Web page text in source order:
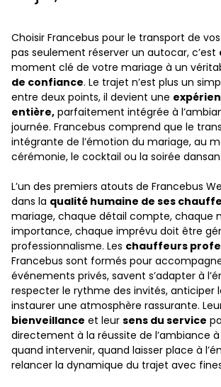
Choisir Francebus pour le transport de
pas seulement réserver un autocar, c’est
moment clé de votre mariage à un
de confiance. Le trajet n’est plus un
entre deux points, il devient une
entière, parfaitement intégrée à
journée. Francebus comprend que le
intégrante de l’émotion du mariage, au
cérémonie, le cocktail ou la soirée
L’un des premiers atouts de Francebus
dans la qualité humaine de ses
mariage, chaque détail compte, chaque
importance, chaque imprévu doit être
professionnalisme. Les chauffeurs
Francebus sont formés pour
événements privés, savent s’adapter à
respecter le rythme des invités, anticiper
instaurer une atmosphère rassurante.
bienveillance et leur sens du service
directement à la réussite de l’ambiance
quand intervenir, quand laisser place à
relancer la dynamique du trajet avec